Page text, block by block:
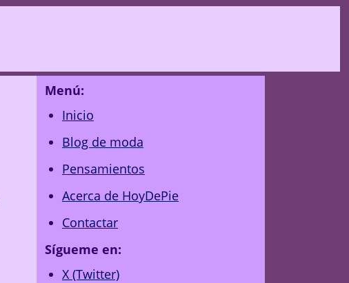
Menú:
Inicio
Blog de moda
Pensamientos
Acerca de HoyDePie
Contactar
Sígueme en:
X (Twitter)